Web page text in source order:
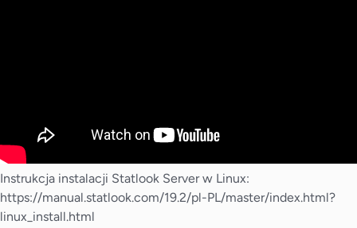
Instrukcja instalacji Statlook Server w Linux:
https://manual.statlook.com/19.2/pl-PL/master/index.html?
linux_install.html